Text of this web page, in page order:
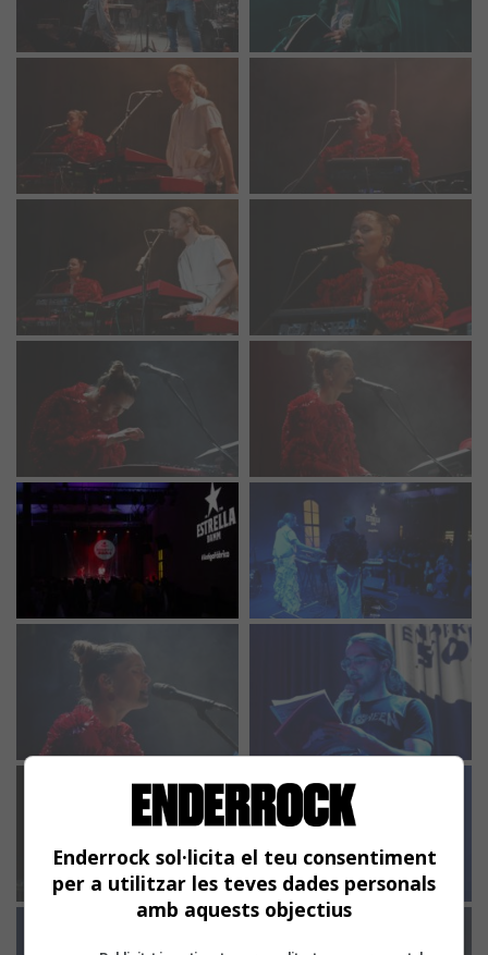
Enderrock sol·licita el teu consentiment
per a utilitzar les teves dades personals
amb aquests objectius